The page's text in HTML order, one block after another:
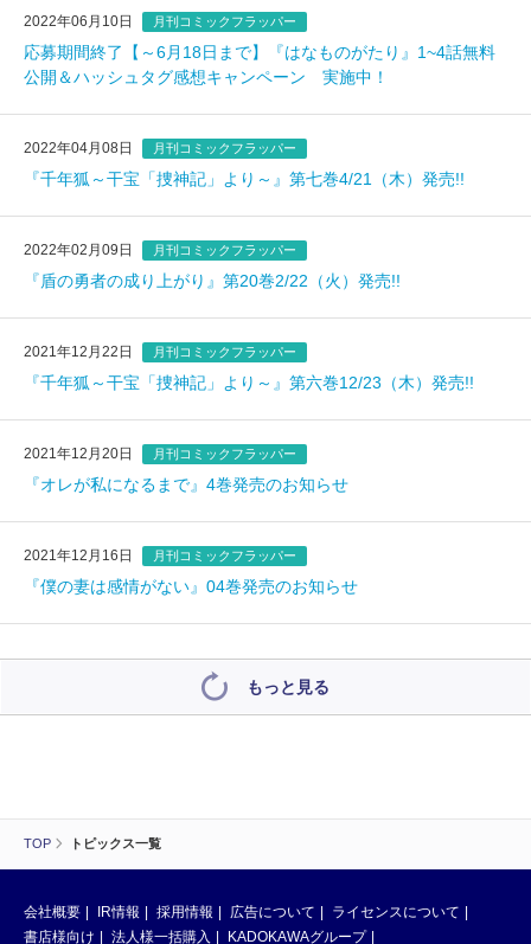
TOP トピックス一覧
2022年06月10日 月刊コミックフラッパー
応募期間終了【～6月18日まで】『はなものがたり』1~4話無料
公開＆ハッシュタグ感想キャンペーン 実施中！
2022年04月08日 月刊コミックフラッパー
『千年狐～干宝「捜神記」より～』第七巻4/21（木）発売!!
2022年02月09日 月刊コミックフラッパー
『盾の勇者の成り上がり』第20巻2/22（火）発売!!
2021年12月22日 月刊コミックフラッパー
『千年狐～干宝「捜神記」より～』第六巻12/23（木）発売!!
2021年12月20日 月刊コミックフラッパー
『オレが私になるまで』4巻発売のお知らせ
2021年12月16日 月刊コミックフラッパー
『僕の妻は感情がない』04巻発売のお知らせ
もっと見る
会社概要 IR情報 採用情報 広告について
ライセンスについて
書店様向け
法人様一括購入 KADOKAWAグループ